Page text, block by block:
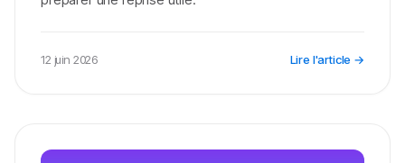
12 juin 2026 Lire l'article →